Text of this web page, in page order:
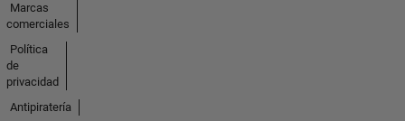
Marcas
comerciales
Política
de
privacidad
Antipiratería